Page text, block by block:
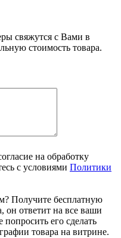
свяжутся с Вами в
стоимость товара.
на обработку
с условиями Политики
Получите бесплатную
он ответит на все ваши
его сделать
товара на витрине.